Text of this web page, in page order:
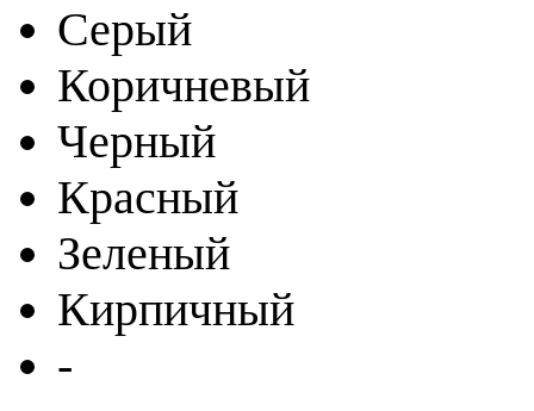
Серый
Коричневый
Черный
Красный
Зеленый
Кирпичный
-